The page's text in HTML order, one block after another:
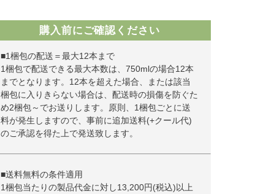
購入前にご確認ください
■1梱包の配送＝最大12本まで
1梱包で配送できる最大本数は、750mlの場合12本
までとなります。12本を超えた場合、または該当
梱包に入りきらない場合は、配送時の損傷を防ぐた
め2梱包～でお送りします。原則、1梱包ごとに送
料が発生しますので、事前に追加送料(+クール代)
のご承認を得た上で発送致します。
■送料無料の条件適用
1梱包当たりの製品代金に対し13,200円(税込)以上